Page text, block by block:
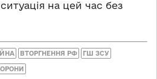
на цей час без
ВТОРГНЕННЯ РФ ГШ ЗСУ